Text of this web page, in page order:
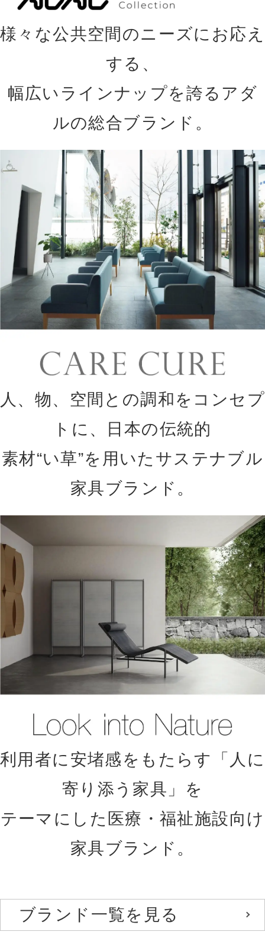
様々な公共空間のニーズにお応え
する、
幅広いラインナップを誇るアダ
ルの総合ブランド。
人、物、空間との調和をコンセプ
トに、日本の伝統的
素材“い草”を用いたサステナブル
家具ブランド。
利用者に安堵感をもたらす「人に
寄り添う家具」を
テーマにした医療・福祉施設向け
家具ブランド。
ブランド一覧を見る